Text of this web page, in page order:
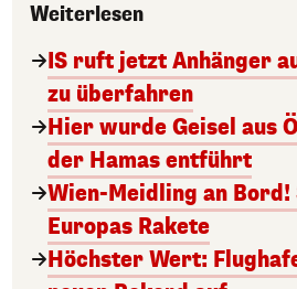
Weiterlesen
IS ruft jetzt Anhänger
zu überfahren
Hier wurde Geisel aus
der Hamas entführt
Wien-Meidling an
Europas Rakete
Höchster Wert: